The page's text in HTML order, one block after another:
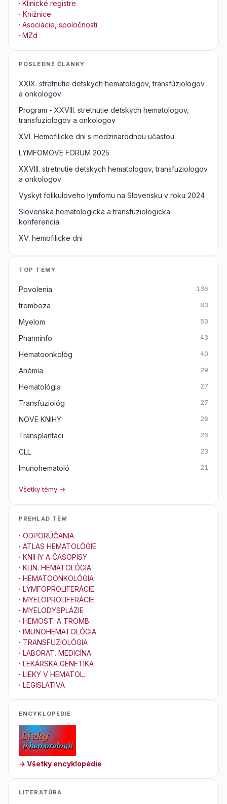
· Klinické registre
· Knižnice
· Asociácie, spoločnosti
· MZd
POSLEDNÉ ČLÁNKY
XXIX. stretnutie detskych hematologov, transfúziologov
a onkologov
Program - XXVIII. stretnutie detskych hematologov,
transfuziologov a onkologov
XVI. Hemofilicke dni s medzinarodnou učastou
LYMFOMOVE FORUM 2025
XXVIII. stretnutie detskych hematologov, transfuziologov
a onkologov
Vyskyt folikuloveho lymfomu na Slovensku v roku 2024
Slovenska hematologicka a transfuziologicka
konferencia
XV. hemofilicke dni
TOP TÉMY
Povolenia 136
tromboza 83
Myelom 53
Pharminfo 43
Hematoonkológ 40
Anémia 29
Hematológia 27
Transfuziológ 27
NOVE KNIHY 26
Transplantáci 26
CLL 23
Imunohematoló 21
Všetky témy →
PREHLAD TÉM
· ODPORÚČANIA
· ATLAS HEMATOLÓGIE
· KNIHY A ČASOPISY
· KLIN. HEMATOLÓGIA
· HEMATOONKOLÓGIA
· LYMFOPROLIFERÁCIE
· MYELOPROLIFERÁCIE
· MYELODYSPLÁZIE
· HEMOST. A TROMB.
· IMUNOHEMATOLÓGIA
· TRANSFUZIOLÓGIA
· LABORAT. MEDICÍNA
· LEKÁRSKA GENETIKA
· LIEKY V HEMATOL.
· LEGISLATIVA
ENCYKLOPEDIE
→ Všetky encyklopédie
LITERATÚRA